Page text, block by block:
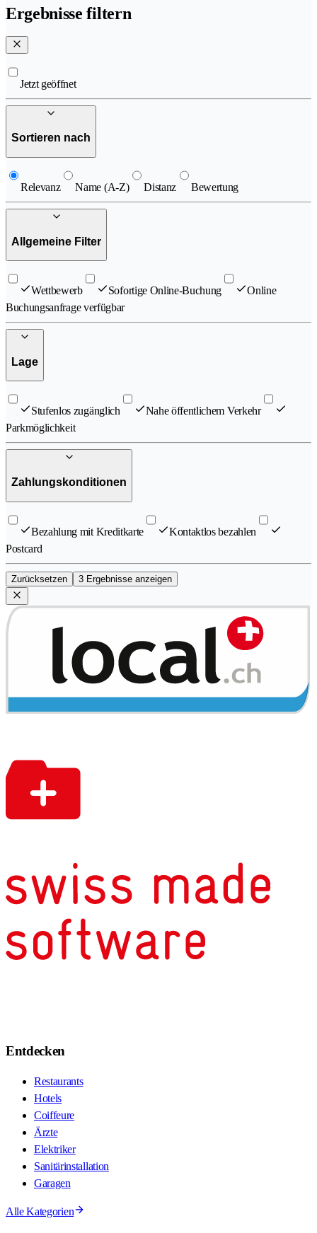
Ergebnisse filtern
Jetzt geöffnet
Sortieren nach
Relevanz Name (A-Z) Distanz Bewertung
Allgemeine Filter
Wettbewerb Sofortige Online-Buchung
Online
Buchungsanfrage verfügbar
Lage
Stufenlos zugänglich
Nahe öffentlichem Verkehr
Parkmöglichkeit
Zahlungskonditionen
Bezahlung mit Kreditkarte
Kontaktlos bezahlen
Postcard
Zurücksetzen 3 Ergebnisse anzeigen
Entdecken
Restaurants
Hotels
Coiffeure
Ärzte
Elektriker
Sanitärinstallation
Garagen
Alle Kategorien